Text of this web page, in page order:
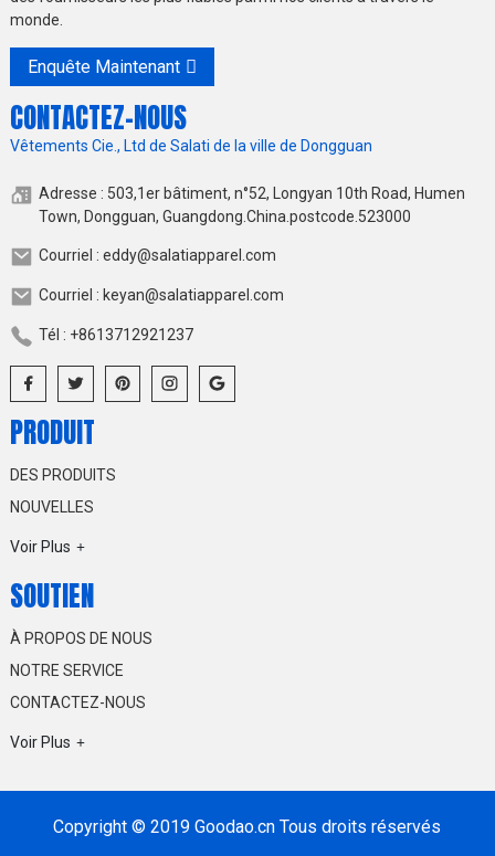
monde.
Enquête Maintenant
CONTACTEZ-NOUS
Vêtements Cie., Ltd de Salati de la ville de Dongguan
Adresse : 503,1er bâtiment, n°52, Longyan 10th Road, Humen
Town, Dongguan, Guangdong.China.postcode.523000
Courriel : eddy@salatiapparel.com
Courriel : keyan@salatiapparel.com
Tél : +8613712921237
PRODUIT
DES PRODUITS
NOUVELLES
Voir Plus
SOUTIEN
À PROPOS DE NOUS
NOTRE SERVICE
CONTACTEZ-NOUS
Voir Plus
Copyright © 2019 Goodao.cn Tous droits réservés